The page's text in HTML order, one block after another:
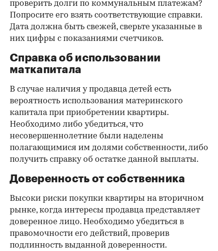
проверить долги по коммунальным платежам?
Попросите его взять соответствующие справки.
Дата должна быть свежей, сверьте указанные в
них цифры с показаниями счетчиков.
Справка об использовании
маткапитала
В случае наличия у продавца детей есть
вероятность использования материнского
капитала при приобретении квартиры.
Необходимо либо убедиться, что
несовершеннолетние были наделены
полагающимися им долями собственности, либо
получить справку об остатке данной выплаты.
Доверенность от собственника
Высоки риски покупки квартиры на вторичном
рынке, когда интересы продавца представляет
доверенное лицо. Необходимо убедиться в
правомочности его действий, проверив
подлинность выданной доверенности.